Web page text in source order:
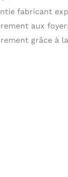
fabricant
aux
grâce à